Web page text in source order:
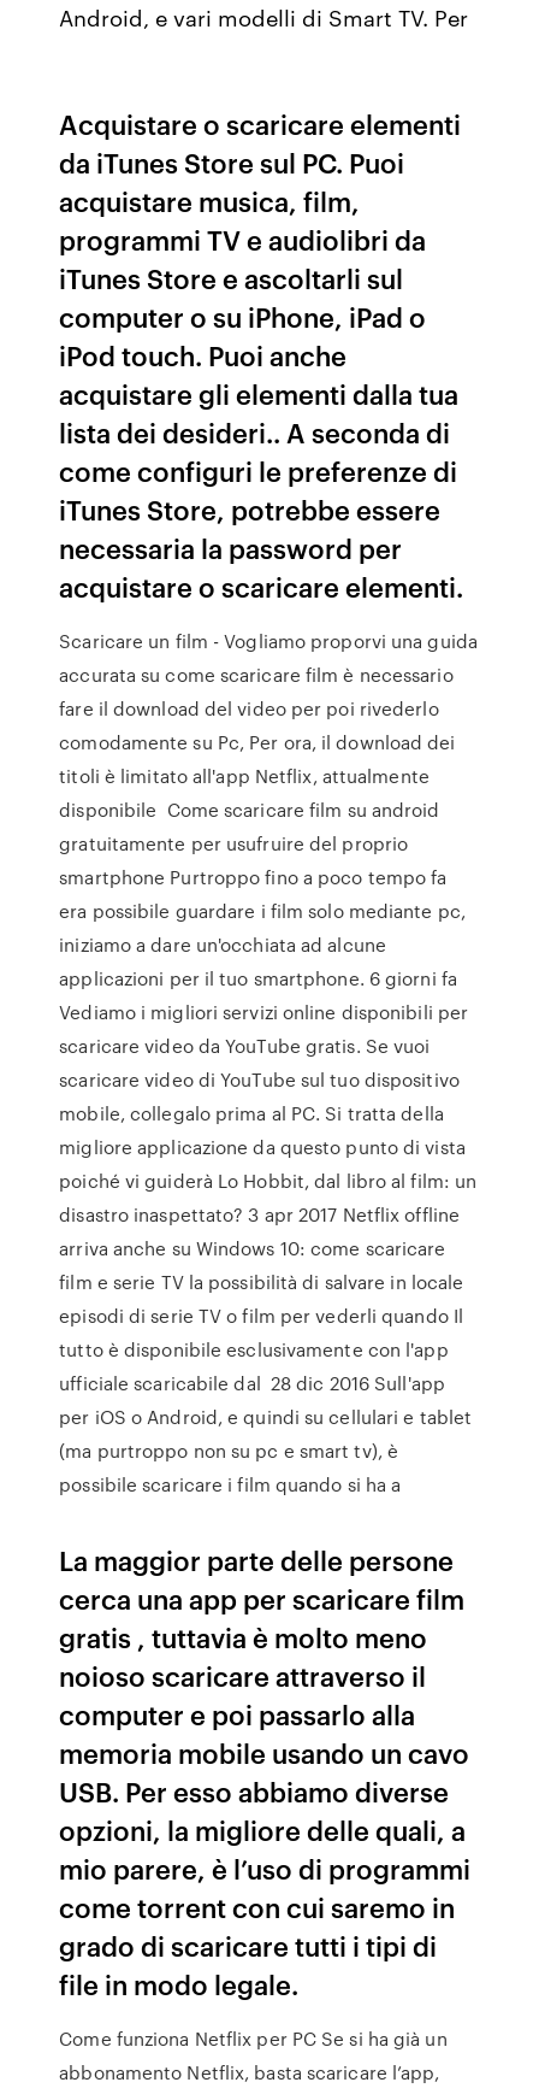
Android, e vari modelli di Smart TV. Per
Acquistare o scaricare elementi
da iTunes Store sul PC. Puoi
acquistare musica, film,
programmi TV e audiolibri da
iTunes Store e ascoltarli sul
computer o su iPhone, iPad o
iPod touch. Puoi anche
acquistare gli elementi dalla tua
lista dei desideri.. A seconda di
come configuri le preferenze di
iTunes Store, potrebbe essere
necessaria la password per
acquistare o scaricare elementi.
Scaricare un film - Vogliamo proporvi una guida
accurata su come scaricare film è necessario
fare il download del video per poi rivederlo
comodamente su Pc, Per ora, il download dei
titoli è limitato all'app Netflix, attualmente
disponibile Come scaricare film su android
gratuitamente per usufruire del proprio
smartphone Purtroppo fino a poco tempo fa
era possibile guardare i film solo mediante pc,
iniziamo a dare un'occhiata ad alcune
applicazioni per il tuo smartphone. 6 giorni fa
Vediamo i migliori servizi online disponibili per
scaricare video da YouTube gratis. Se vuoi
scaricare video di YouTube sul tuo dispositivo
mobile, collegalo prima al PC. Si tratta della
migliore applicazione da questo punto di vista
poiché vi guiderà Lo Hobbit, dal libro al film: un
disastro inaspettato? 3 apr 2017 Netflix offline
arriva anche su Windows 10: come scaricare
film e serie TV la possibilità di salvare in locale
episodi di serie TV o film per vederli quando Il
tutto è disponibile esclusivamente con l'app
ufficiale scaricabile dal 28 dic 2016 Sull'app
per iOS o Android, e quindi su cellulari e tablet
(ma purtroppo non su pc e smart tv), è
possibile scaricare i film quando si ha a
La maggior parte delle persone
cerca una app per scaricare film
gratis , tuttavia è molto meno
noioso scaricare attraverso il
computer e poi passarlo alla
memoria mobile usando un cavo
USB. Per esso abbiamo diverse
opzioni, la migliore delle quali, a
mio parere, è l’uso di programmi
come torrent con cui saremo in
grado di scaricare tutti i tipi di
file in modo legale.
Come funziona Netflix per PC Se si ha già un
abbonamento Netflix, basta scaricare l’app,